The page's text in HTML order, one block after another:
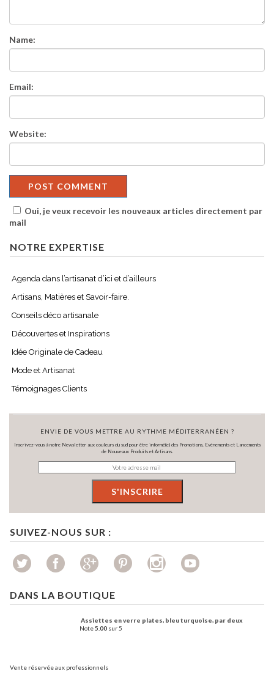
Name:
Email:
Website:
Oui, je veux recevoir les nouveaux articles directement par
mail
NOTRE EXPERTISE
Agenda dans l’artisanat d’ici et d’ailleurs
Artisans, Matières et Savoir-faire.
Conseils déco artisanale
Découvertes et Inspirations
Idée Originale de Cadeau
Mode et Artisanat
Témoignages Clients
ENVIE DE VOUS METTRE AU RYTHME MÉDITERRANÉEN ?
Inscrivez-vous à notre Newsletter aux couleurs du sud pour être informé(e) des Promotions, Evénements et Lancements
de Nouveaux Produits et Artisans.
SUIVEZ-NOUS SUR :
DANS LA BOUTIQUE
Assiettes en verre plates, bleu turquoise, par deux
Note5.00 sur 5
Vente réservée aux professionnels